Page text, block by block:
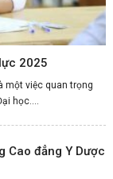
2025
một việc quan trọng
học....
Cao đẳng Y Dược